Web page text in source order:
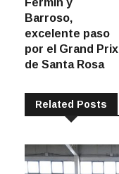
de
entradas
Barroso,
excelente paso
por el Grand Prix
de Santa Rosa
Related Posts